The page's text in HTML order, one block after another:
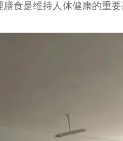
是维持人体健康的重要